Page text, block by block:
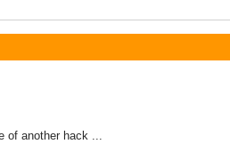
of another hack ...